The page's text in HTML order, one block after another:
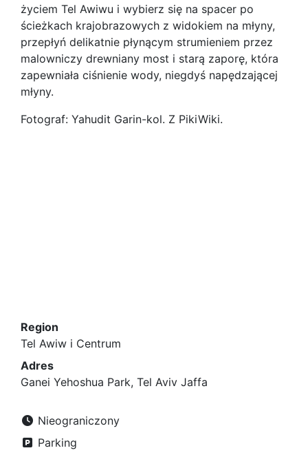
życiem Tel Awiwu i wybierz się na spacer po
ścieżkach krajobrazowych z widokiem na młyny,
przepłyń delikatnie płynącym strumieniem przez
malowniczy drewniany most i starą zaporę, która
zapewniała ciśnienie wody, niegdyś napędzającej
młyny.
Fotograf: Yahudit Garin-kol. Z PikiWiki.
Region
Tel Awiw i Centrum
Adres
Ganei Yehoshua Park, Tel Aviv Jaffa
Nieograniczony
Parking